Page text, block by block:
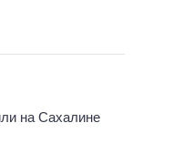
на Сахалине